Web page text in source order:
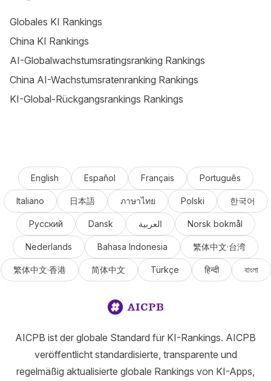
Globales KI Rankings
China KI Rankings
AI-Globalwachstumsratingsranking Rankings
China AI-Wachstumsratenranking Rankings
KI-Global-Rückgangsrankings Rankings
English Español Français Português
Italiano 日本語 ภาษาไทย Polski 한국어
Русский Dansk العربية Norsk bokmål
Nederlands Bahasa Indonesia 繁体中文·台湾
繁体中文·香港 简体中文 Türkçe हिन्दी বাংলা
AICPB ist der globale Standard für KI-Rankings. AICPB
veröffentlicht standardisierte, transparente und
regelmäßig aktualisierte globale Rankings von KI-Apps,